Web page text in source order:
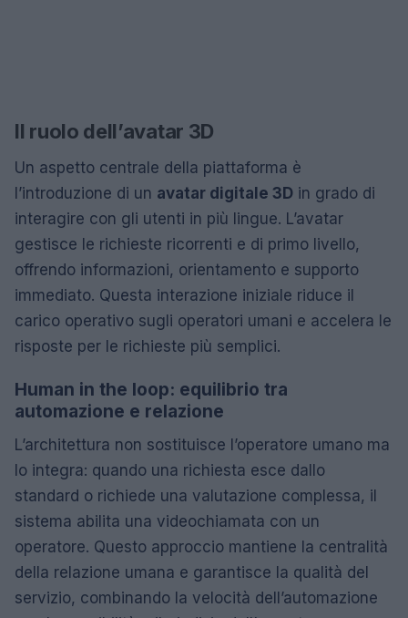
Il ruolo dell’avatar 3D
Un aspetto centrale della piattaforma è
l’introduzione di un avatar digitale 3D in grado di
interagire con gli utenti in più lingue. L’avatar
gestisce le richieste ricorrenti e di primo livello,
offrendo informazioni, orientamento e supporto
immediato. Questa interazione iniziale riduce il
carico operativo sugli operatori umani e accelera le
risposte per le richieste più semplici.
Human in the loop: equilibrio tra
automazione e relazione
L’architettura non sostituisce l’operatore umano ma
lo integra: quando una richiesta esce dallo
standard o richiede una valutazione complessa, il
sistema abilita una videochiamata con un
operatore. Questo approccio mantiene la centralità
della relazione umana e garantisce la qualità del
servizio, combinando la velocità dell’automazione